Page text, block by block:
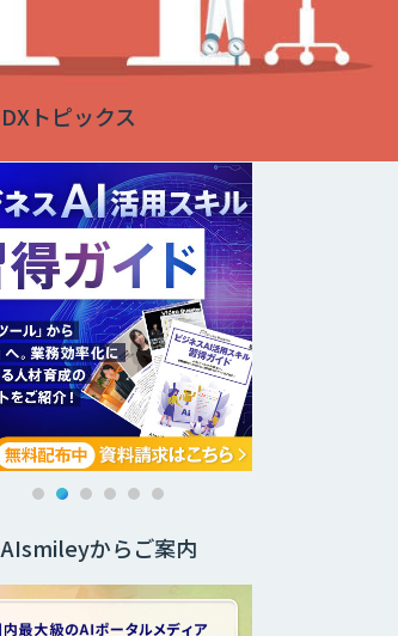
DXトピックス
AIsmileyからご案内